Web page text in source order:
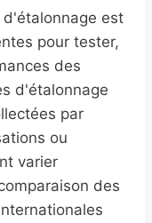
est
pour tester,
des
d'étalonnage
par
ou
varier
des